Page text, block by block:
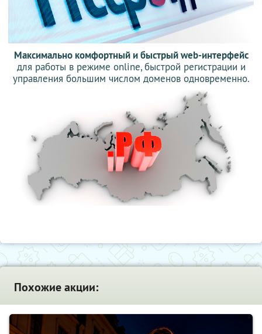
Максимально комфортный и быстрый web-интерфейс
для работы в режиме online, быстрой регистрации и
управления большим числом доменов одновременно.
Похожие акции: